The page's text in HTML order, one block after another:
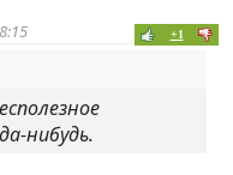
+1
нибудь.